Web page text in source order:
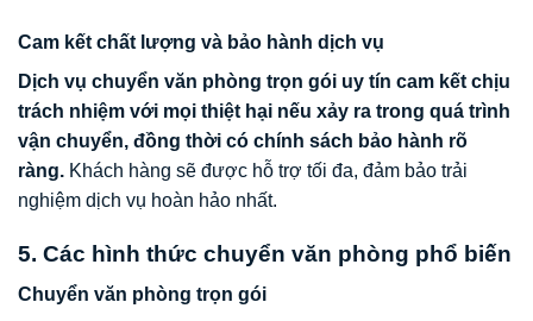
Cam kết chất lượng và bảo hành dịch vụ
Dịch vụ chuyển văn phòng trọn gói uy tín cam kết chịu
trách nhiệm với mọi thiệt hại nếu xảy ra trong quá trình
vận chuyển, đồng thời có chính sách bảo hành rõ
ràng. Khách hàng sẽ được hỗ trợ tối đa, đảm bảo trải
nghiệm dịch vụ hoàn hảo nhất.
5. Các hình thức chuyển văn phòng phổ biến
Chuyển văn phòng trọn gói